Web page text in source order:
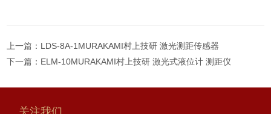
上一篇： LDS-8A-1MURAKAMI村上技研 激光测距传感器
下一篇： ELM-10MURAKAMI村上技研 激光式液位计 测距仪